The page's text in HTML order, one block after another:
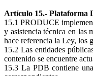
Artículo 15.- Plataforma
15.1 PRODUCE
y asistencia técnica en las
hace referencia la Ley, los
15.2 Las entidades
contenido se encuentre
15.3 La PDB contiene